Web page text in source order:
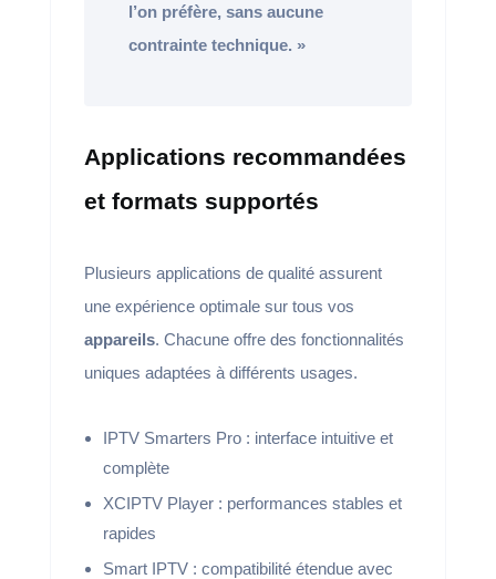
l’on préfère, sans aucune
contrainte technique. »
Applications recommandées
et formats supportés
Plusieurs applications de qualité assurent
une expérience optimale sur tous vos
appareils. Chacune offre des fonctionnalités
uniques adaptées à différents usages.
IPTV Smarters Pro : interface intuitive et
complète
XCIPTV Player : performances stables et
rapides
Smart IPTV : compatibilité étendue avec